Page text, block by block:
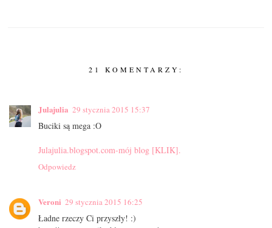
21 KOMENTARZY:
Julajulia 29 stycznia 2015 15:37
Buciki są mega :O
Julajulia.blogspot.com-mój blog [KLIK].
Odpowiedz
Veroni 29 stycznia 2015 16:25
Ładne rzeczy Ci przyszły! :)